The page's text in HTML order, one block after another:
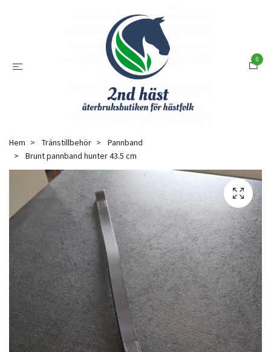
0
Hem Tränstillbehör
Pannband
Brunt pannband hunter 43.5 cm